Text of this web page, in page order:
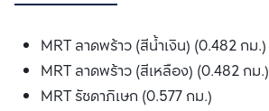
MRT ลาดพร้าว (สีน้ำเงิน) (0.482 กม.)
MRT ลาดพร้าว (สีเหลือง) (0.482 กม.)
MRT รัชดาภิเษก (0.577 กม.)